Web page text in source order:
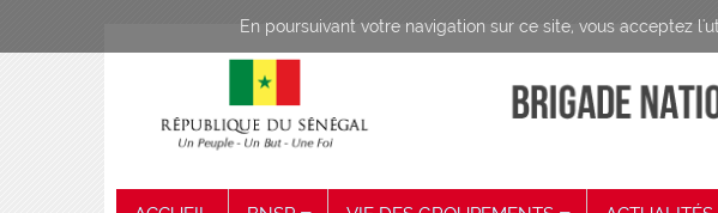
En poursuivant votre navigation sur ce site, vous acceptez